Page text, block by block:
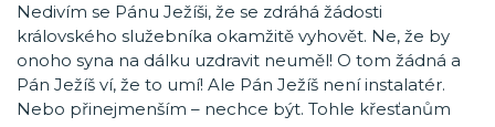
Nedivím se Pánu Ježíši, že se zdráhá žádosti
královského služebníka okamžitě vyhovět. Ne, že by
onoho syna na dálku uzdravit neuměl! O tom žádná a
Pán Ježíš ví, že to umí! Ale Pán Ježíš není instalatér.
Nebo přinejmenším – nechce být. Tohle křesťanům